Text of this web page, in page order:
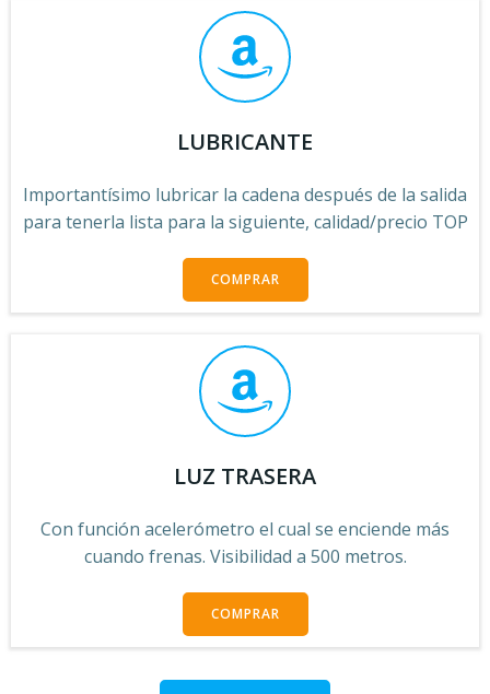
LUBRICANTE
Importantísimo lubricar la cadena después de la salida
para tenerla lista para la siguiente, calidad/precio TOP
COMPRAR
LUZ TRASERA
Con función acelerómetro el cual se enciende más
cuando frenas. Visibilidad a 500 metros.
COMPRAR